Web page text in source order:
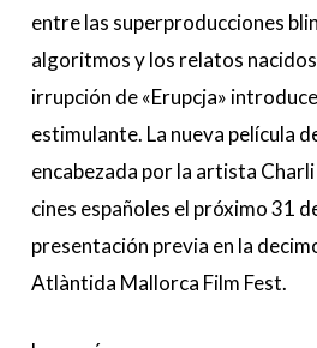
entre las superproducciones
algoritmos y los relatos
irrupción de «Erupcja»
estimulante. La nueva película
encabezada por la artista
cines españoles el próximo 31
presentación previa en la
Atlàntida Mallorca Film Fest.